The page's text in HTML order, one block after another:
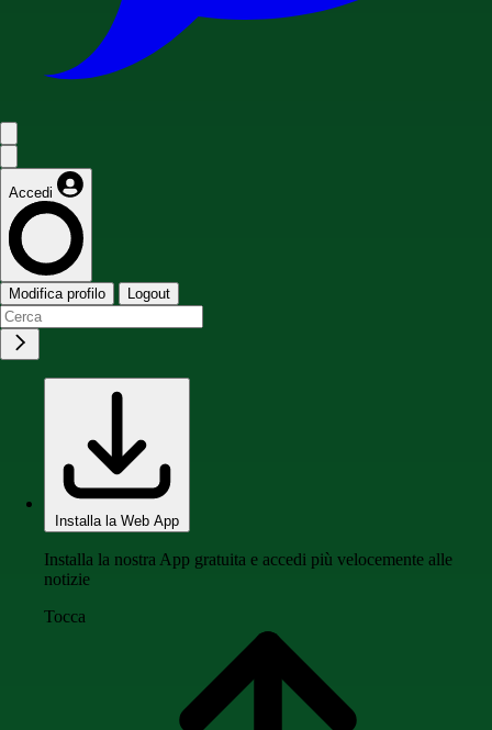
Accedi
Modifica profilo Logout
Installa la Web App
Installa la nostra App gratuita e accedi più velocemente alle
notizie
Tocca